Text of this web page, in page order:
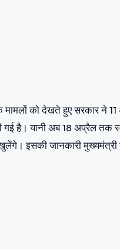
में कोरोना संक्रमण बढ़
में तेजी से हो रहा है और
की जाए।’